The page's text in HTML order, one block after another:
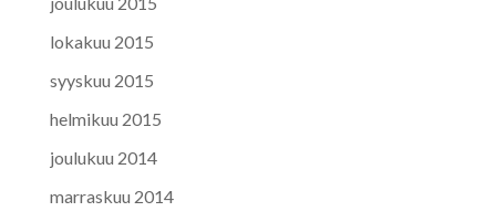
lokakuu 2015
syyskuu 2015
helmikuu 2015
joulukuu 2014
marraskuu 2014